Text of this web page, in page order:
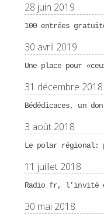
28 juin 2019
100 entrées
30 avril 2019
Une place pour
31 décembre 2018
Bédédicaces, un
3 août 2018
Le polar régional:
11 juillet 2018
Radio fr, l’invité
30 mai 2018